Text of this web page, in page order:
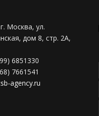
Москва, ул.
дом 8, стр. 2А,
6851330
7661541
agency.ru